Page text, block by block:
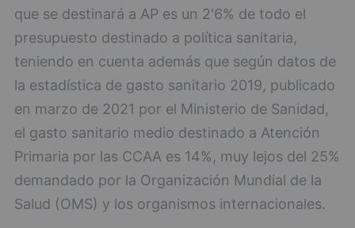
que se destinará a AP es un 2'6% de todo el
presupuesto destinado a política sanitaria,
teniendo en cuenta además que según datos de
la estadística de gasto sanitario 2019, publicado
en marzo de 2021 por el Ministerio de Sanidad,
el gasto sanitario medio destinado a Atención
Primaria por las CCAA es 14%, muy lejos del 25%
demandado por la Organización Mundial de la
Salud (OMS) y los organismos internacionales.